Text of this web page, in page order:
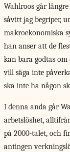
Wahlroos går
såvitt jag begriper,
makroekonomiska
han anser att de
kan bara godtas
vill säga inte
ska inte ha någon
I denna anda går
arbetslöshet,
på 2000-talet, och
antingen